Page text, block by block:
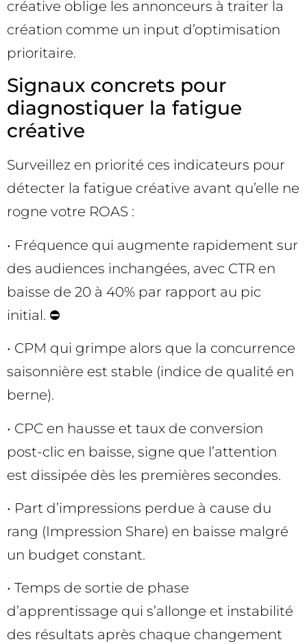
créative oblige les annonceurs à traiter la
création comme un input d’optimisation
prioritaire.
Signaux concrets pour
diagnostiquer la fatigue
créative
Surveillez en priorité ces indicateurs pour
détecter la fatigue créative avant qu’elle ne
rogne votre ROAS :
• Fréquence qui augmente rapidement sur
des audiences inchangées, avec CTR en
baisse de 20 à 40% par rapport au pic
initial. ⛔
• CPM qui grimpe alors que la concurrence
saisonnière est stable (indice de qualité en
berne).
• CPC en hausse et taux de conversion
post-clic en baisse, signe que l’attention
est dissipée dès les premières secondes.
• Part d’impressions perdue à cause du
rang (Impression Share) en baisse malgré
un budget constant.
• Temps de sortie de phase
d’apprentissage qui s’allonge et instabilité
des résultats après chaque changement